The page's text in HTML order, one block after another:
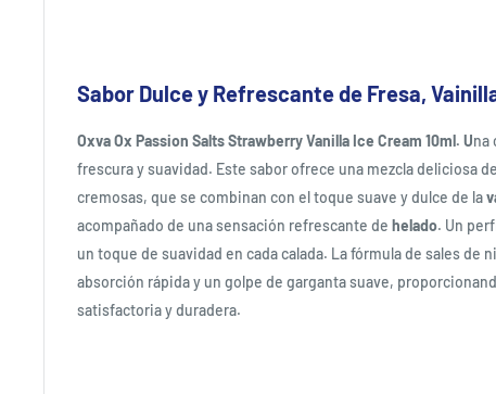
Sabor Dulce y Refrescante de Fresa,
Oxva Ox Passion Salts Strawberry Vanilla Ice Cream 10ml. Una
frescura y suavidad. Este sabor ofrece una mezcla deliciosa de
cremosas, que se combinan con el toque suave y dulce de la
acompañado de una sensación refrescante de helado. Un
un toque de suavidad en cada calada. La fórmula de sales de
absorción rápida y un golpe de garganta suave,
satisfactoria y duradera.